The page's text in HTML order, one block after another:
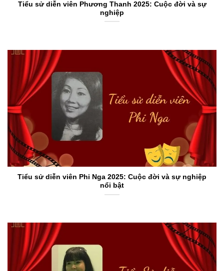
Tiểu sử diễn viên Phương Thanh 2025: Cuộc đời và sự
nghiệp
Tiểu sử diễn viên Phi Nga 2025: Cuộc đời và sự nghiệp
nổi bật